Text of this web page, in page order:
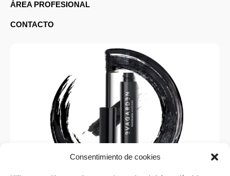
Consentimiento de cookies
ÁREA PROFESIONAL
CONTACTO